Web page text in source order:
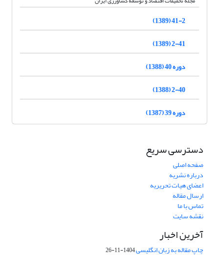
41-2 (1389)
2-41 (1389)
دوره 40 (1388)
2-40 (1388)
دوره 39 (1387)
دسترسی سریع
صفحه اصلی
درباره نشریه
اعضای هیات تحریریه
ارسال مقاله
تماس با ما
نقشه سایت
آخرین اخبار
چاپ مقاله به زبان انگلیسی1404-11-26